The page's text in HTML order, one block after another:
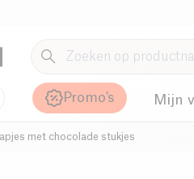
Promo's Mijn
met chocolade stukjes